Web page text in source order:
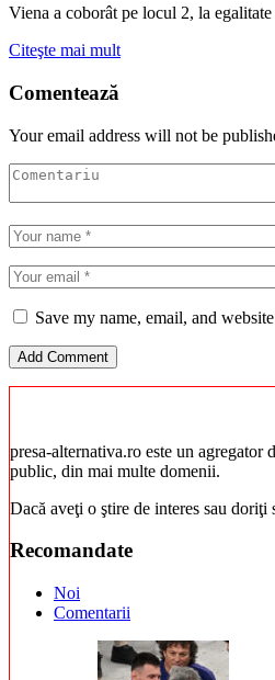
Viena a coborât pe locul 2, la
Citeşte mai mult
Comentează
Your email address will not be
Save my name, email, and
presa-alternativa.ro este un
public, din mai multe domenii.
Dacă aveţi o ştire de interes sau
Recomandate
Noi
Comentarii